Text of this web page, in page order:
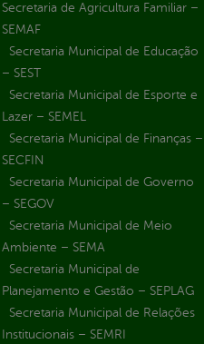
Secretaria de Agricultura Familiar –
SEMAF
Secretaria Municipal de Educação
– SEST
Secretaria Municipal de Esporte e
Lazer – SEMEL
Secretaria Municipal de Finanças –
SECFIN
Secretaria Municipal de Governo
– SEGOV
Secretaria Municipal de Meio
Ambiente – SEMA
Secretaria Municipal de
Planejamento e Gestão – SEPLAG
Secretaria Municipal de Relações
Institucionais – SEMRI